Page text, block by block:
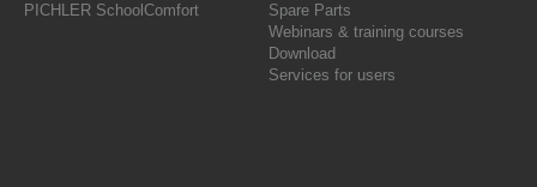
PICHLER SchoolComfort
Spare Parts
Webinars & training courses
Download
Services for users